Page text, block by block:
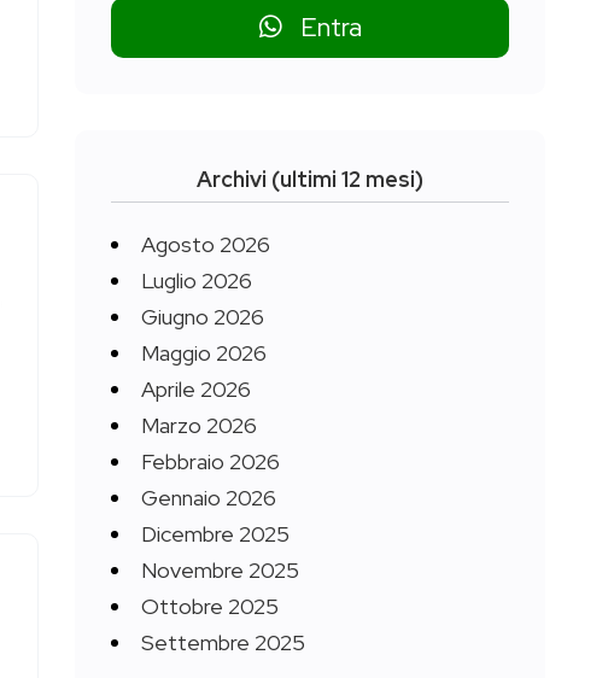
Entra
Archivi (ultimi 12 mesi)
Agosto 2026
Luglio 2026
Giugno 2026
Maggio 2026
Aprile 2026
Marzo 2026
Febbraio 2026
Gennaio 2026
Dicembre 2025
Novembre 2025
Ottobre 2025
Settembre 2025